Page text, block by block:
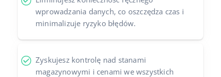
wprowadzania danych, co oszczędza czas i
minimalizuje ryzyko błędów.
Zyskujesz kontrolę nad stanami
magazynowymi i cenami we wszystkich